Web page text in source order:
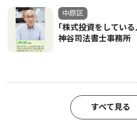
中原区
｢株式投資をしてい
神谷司法書士事務所
すべて見る